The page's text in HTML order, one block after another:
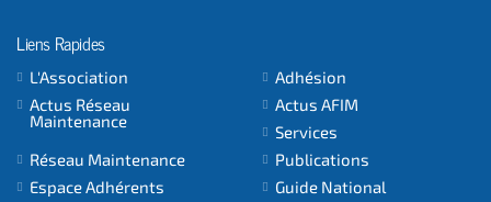
Liens Rapides
L'Association
Adhésion
Actus Réseau
Maintenance
Actus AFIM
Services
Réseau Maintenance
Publications
Espace Adhérents
Guide National